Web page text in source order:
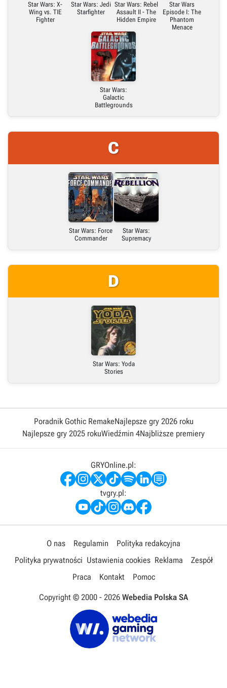
Star Wars: X-
Wing vs. TIE
Fighter
Star Wars: Jedi
Starfighter
Star Wars: Rebel
Assault II - The
Hidden Empire
Star Wars
Episode I: The
Phantom
Menace
Star Wars:
Galactic
Battlegrounds
C
Star Wars: Force
Commander
Star Wars:
Supremacy
D
Star Wars: Yoda
Stories
Poradnik Gothic RemakeNajlepsze gry 2026 roku
Najlepsze gry 2025 rokuWiedźmin 4Najbliższe premiery
GRYOnline.pl:
tvgry.pl:
O nas Regulamin
Polityka redakcyjna
Polityka prywatności Ustawienia cookies Reklama
Zespół
Praca
Kontakt Pomoc
Copyright © 2000 - 2026 Webedia Polska SA